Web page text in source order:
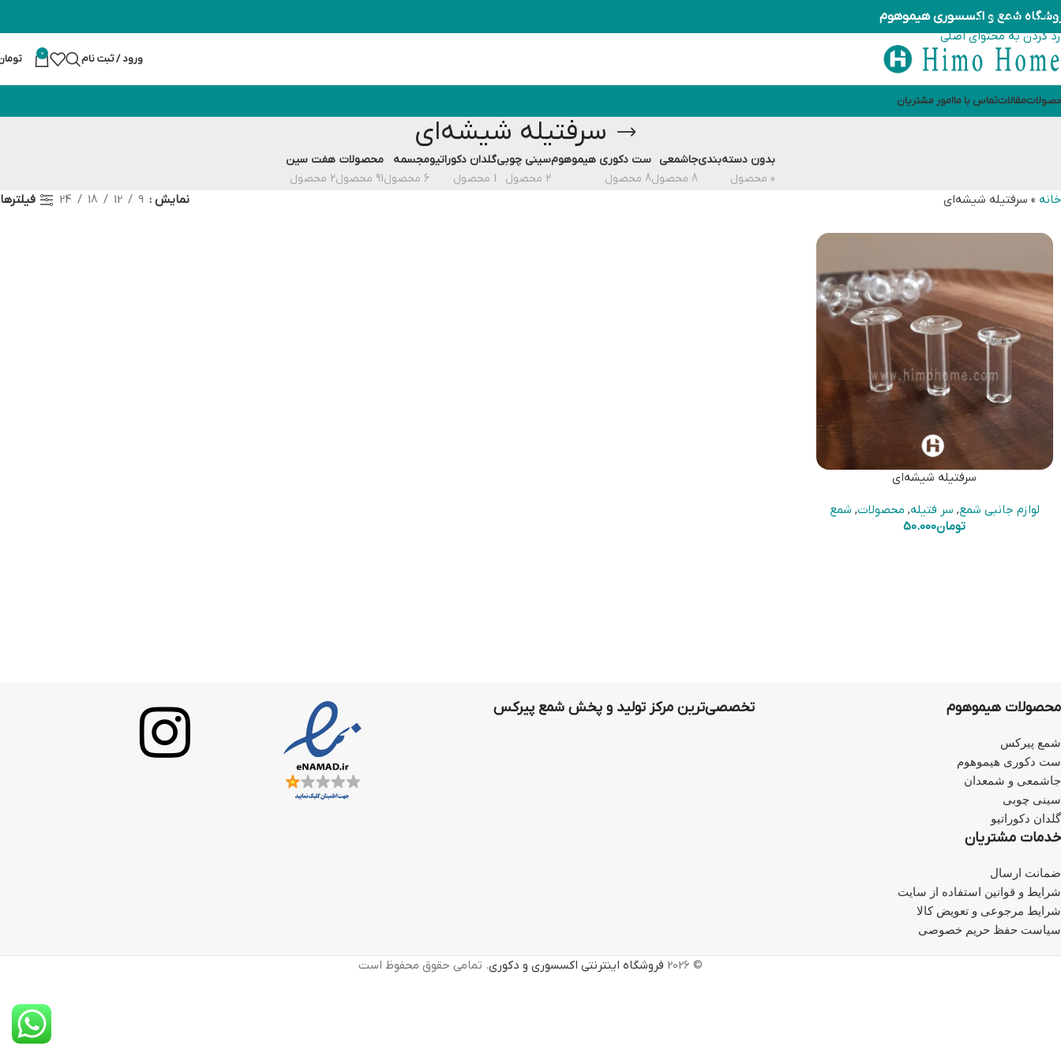
رد کردن به ناوبری
رد کردن به محتوای اصلی
شمع و اکسسوری هیموهوم
ورود / ثبت نام 0
مقالاتتماس با ماامور مشتریان
سرفتیله شیشه‌ای
بدون دسته‌بندی
0 محصول
جاشمعی
8 محصول
ست دکوری هیموهوم
8 محصول
سینی چوبی
2 محصول
گلدان دکوراتیو
1 محصول
مجسمه
6 محصول
محصولات
91 محصول
هفت سین
2 محصول
خانه » سرفتیله شیشه‌ای نمایش 9
12
18
24 فیلترها
سرفتیله شیشه‌ای
لوازم جانبی شمع, سر فتیله, محصولات, شمع
تومان50.000
محصولات هیموهوم
شمع پیرکس
ست دکوری هیموهوم
جاشمعی و شمعدان
سینی چوبی
گلدان دکوراتیو
خدمات مشتریان
ضمانت ارسال
شرایط و قوانین استفاده از سایت
شرایط مرجوعی و تعویض کالا
سیاست حفظ حریم خصوصی
تخصصی‌ترین مرکز تولید و پخش شمع پیرکس
© 2026 فروشگاه اینترنتی اکسسوری و دکوری. تمامی حقوق محفوظ است